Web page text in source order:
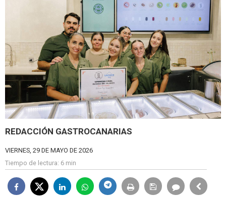
REDACCIÓN GASTROCANARIAS
VIERNES, 29 DE MAYO DE 2026
Tiempo de lectura: 6 min